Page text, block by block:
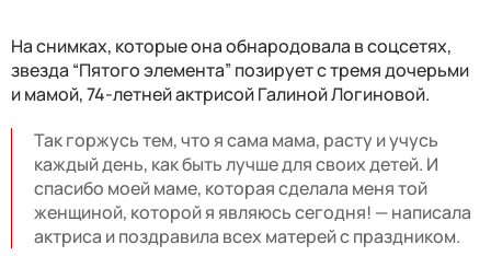
На снимках, которые она обнародовала в соцсетях,
звезда “Пятого элемента” позирует с тремя дочерьми
и мамой, 74-летней актрисой Галиной Логиновой.
Так горжусь тем, что я сама мама, расту и учусь
каждый день, как быть лучше для своих детей. И
спасибо моей маме, которая сделала меня той
женщиной, которой я являюсь сегодня! — написала
актриса и поздравила всех матерей с праздником.